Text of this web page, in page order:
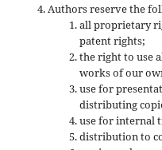
Authors reserve the
all proprietary
patent rights;
the right to use
works of our
use for
distributing
use for internal
distribution to